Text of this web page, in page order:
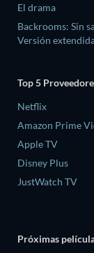
El drama
Backrooms: Sin
Versión
Top 5
Netflix
Amazon Prime
Apple TV
Disney Plus
JustWatch TV
Próximas